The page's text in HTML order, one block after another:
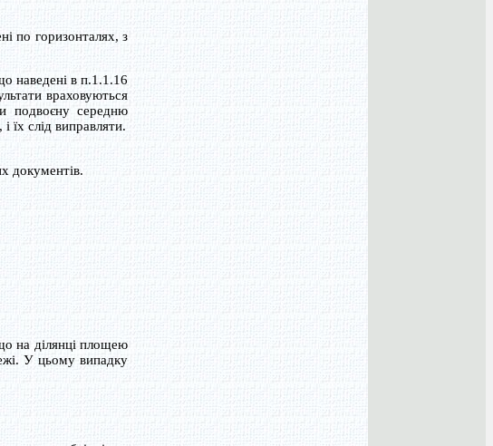
по горизонталях, з
наведені в п.1.1.16
враховуються
подвоєну середню
їх слід виправляти.
документів.
на ділянці площею
У цьому випадку